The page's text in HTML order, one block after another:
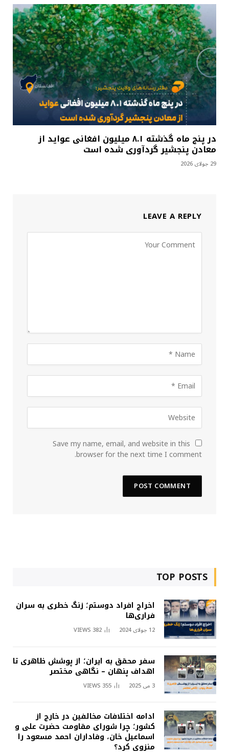
در پنج ماه گذشته ۸.۱ میلیون افغانی عواید از
معادن پنجشیر گردآوری شده است
29 جولای 2026
LEAVE A REPLY
Save my name, email, and website in this
browser for the next time I comment.
TOP POSTS
اخراج افراد دوستم؛ زنگ خطری به سران
فراری‌ها
12 جولای 2024 382
VIEWS
سفر محقق به ایران؛ از پوشش ظاهری تا
اهداف پنهان – نگاهی مختصر
3 می 2025 355
VIEWS
ادامه اختلافات مخالفین در خارج از
کشور؛ چرا شورای مقاومت حضرت علی و
اسماعیل خان، وفاداران احمد مسعود را
منزوی کرد؟